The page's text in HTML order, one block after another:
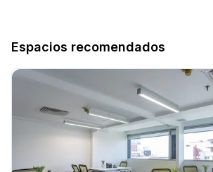
Espacios recomendados